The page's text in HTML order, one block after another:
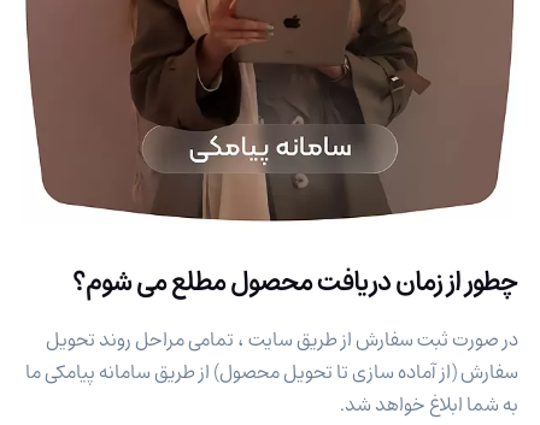
چطور از زمان دریافت محصول مطلع می شوم؟
در صورت ثبت سفارش از طریق سایت ، تمامی مراحل روند تحویل
سفارش (از آماده سازی تا تحویل محصول) از طریق سامانه پیامکی ما
به شما ابلاغ خواهد شد.